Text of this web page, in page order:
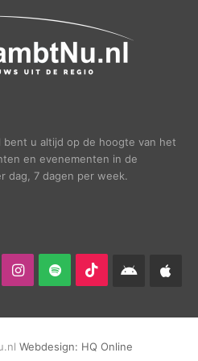
u altijd op de hoogte van het
en evenementen in de
dag, 7 dagen per week.
Instagram
Spotify TikTokAndroid
Webdesign: HQ Online